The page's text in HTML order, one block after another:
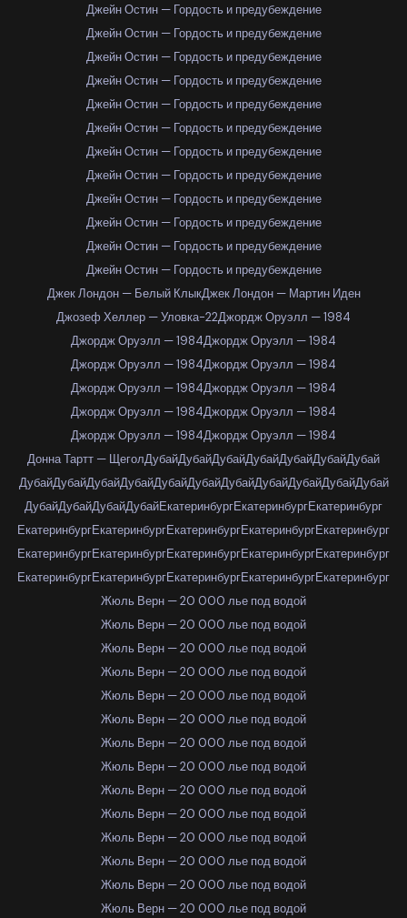
Джейн Остин — Гордость и предубеждение
Джейн Остин — Гордость и предубеждение
Джейн Остин — Гордость и предубеждение
Джейн Остин — Гордость и предубеждение
Джейн Остин — Гордость и предубеждение
Джейн Остин — Гордость и предубеждение
Джейн Остин — Гордость и предубеждение
Джейн Остин — Гордость и предубеждение
Джейн Остин — Гордость и предубеждение
Джейн Остин — Гордость и предубеждение
Джейн Остин — Гордость и предубеждение
Джейн Остин — Гордость и предубеждение
Джек Лондон — Белый КлыкДжек Лондон — Мартин Иден
Джозеф Хеллер — Уловка-22Джордж Оруэлл — 1984
Джордж Оруэлл — 1984Джордж Оруэлл — 1984
Джордж Оруэлл — 1984Джордж Оруэлл — 1984
Джордж Оруэлл — 1984Джордж Оруэлл — 1984
Джордж Оруэлл — 1984Джордж Оруэлл — 1984
Джордж Оруэлл — 1984Джордж Оруэлл — 1984
Донна Тартт — ЩеголДубайДубайДубайДубайДубайДубайДубай
ДубайДубайДубайДубайДубайДубайДубайДубайДубайДубайДубай
ДубайДубайДубайДубайЕкатеринбургЕкатеринбургЕкатеринбург
ЕкатеринбургЕкатеринбургЕкатеринбургЕкатеринбургЕкатеринбург
ЕкатеринбургЕкатеринбургЕкатеринбургЕкатеринбургЕкатеринбург
ЕкатеринбургЕкатеринбургЕкатеринбургЕкатеринбургЕкатеринбург
Жюль Верн — 20 000 лье под водой
Жюль Верн — 20 000 лье под водой
Жюль Верн — 20 000 лье под водой
Жюль Верн — 20 000 лье под водой
Жюль Верн — 20 000 лье под водой
Жюль Верн — 20 000 лье под водой
Жюль Верн — 20 000 лье под водой
Жюль Верн — 20 000 лье под водой
Жюль Верн — 20 000 лье под водой
Жюль Верн — 20 000 лье под водой
Жюль Верн — 20 000 лье под водой
Жюль Верн — 20 000 лье под водой
Жюль Верн — 20 000 лье под водой
Жюль Верн — 20 000 лье под водой